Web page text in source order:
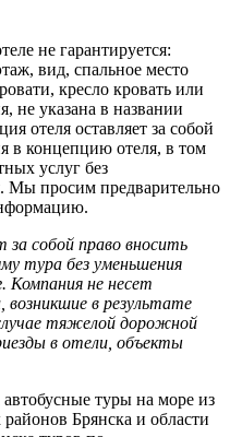
не гарантируется:
вид, спальное место
кресло кровать или
не указана в названии
отеля оставляет за собой
в концепцию отеля, в том
услуг без
Мы просим предварительно
за собой право вносить
тура без уменьшения
Компания не несет
в результате
тяжелой дорожной
в отели, объекты
туры на море из
Брянска и области